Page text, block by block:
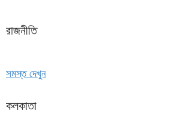
রাজনীতি
সমস্ত দেখুন
কলকাতা